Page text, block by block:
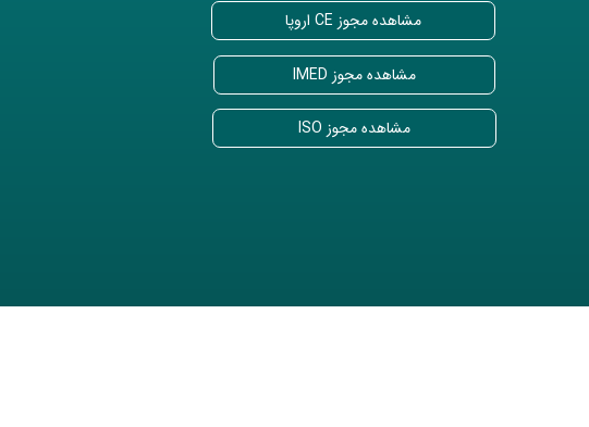
مشاهده مجوز CE اروپا
مشاهده مجوز IMED
مشاهده مجوز ISO